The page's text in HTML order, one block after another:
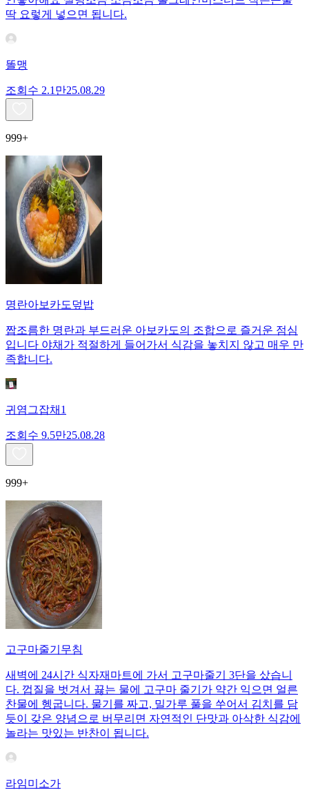
딱 요렇게 넣으면 됩니다.
똘맹
조회수 2.1만25.08.29
999+
명란아보카도덮밥
짭조름한 명란과 부드러운 아보카도의 조합으로 즐거운 점심
입니다 야채가 적절하게 들어가서 식감을 놓치지 않고 매우 만
족합니다.
귀염그잡채1
조회수 9.5만25.08.28
999+
고구마줄기무침
새벽에 24시간 식자재마트에 가서 고구마줄기 3단을 샀습니
다. 껍질을 벗겨서 끓는 물에 고구마 줄기가 약간 익으면 얼른
찬물에 헹굽니다. 물기를 짜고, 밀가루 풀을 쑤어서 김치를 담
듯이 갖은 양념으로 버무리면 자연적인 단맛과 아삭한 식감에
놀라는 맛있는 반찬이 됩니다.
라임미소가